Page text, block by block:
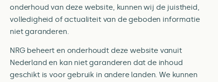
onderhoud van deze website, kunnen wij de juistheid,
volledigheid of actualiteit van de geboden informatie
niet garanderen.
NRG beheert en onderhoudt deze website vanuit
Nederland en kan niet garanderen dat de inhoud
geschikt is voor gebruik in andere landen. We kunnen